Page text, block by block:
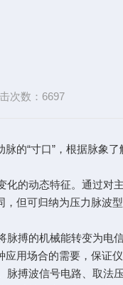
次数：6697
的“寸口”，根据脉象
动态特征。通过对主
但可归纳为压力脉波
的机械能转变为电信
用场合的需要，保证
波信号电路、取法压